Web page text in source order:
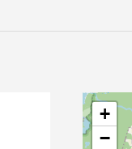
+
−